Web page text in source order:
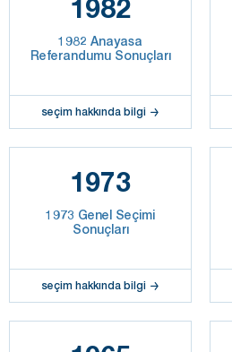
1982
1982 Anayasa
Referandumu Sonuçları
seçim hakkında bilgi
1973
1973 Genel Seçimi
Sonuçları
seçim hakkında bilgi